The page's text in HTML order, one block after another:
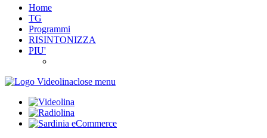
Home
TG
Programmi
RISINTONIZZA
PIU'
close menu